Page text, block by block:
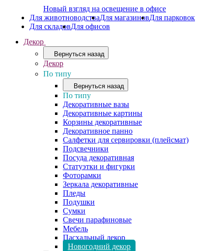
Новый взгляд на освещение в офисе
Для животноводстваДля магазиновДля парковок
Для складовДля офисов
Декор
Вернуться назад
Декор
По типу
Вернуться назад
По типу
Декоративные вазы
Декоративные картины
Корзины декоративные
Декоративное панно
Салфетки для сервировки (плейсмат)
Подсвечники
Посуда декоративная
Статуэтки и фигурки
Фоторамки
Зеркала декоративные
Пледы
Подушки
Сумки
Свечи парафиновые
Мебель
Пасхальный декор
Новогодний декор